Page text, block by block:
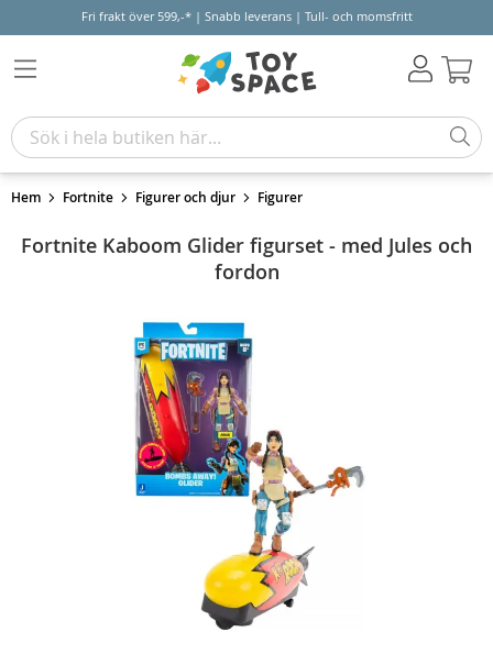
Fri frakt över 599,-* | Snabb leverans | Tull- och momsfritt
Hem Fortnite Figurer och djur Figurer
Fortnite Kaboom Glider figurset - med Jules och
fordon